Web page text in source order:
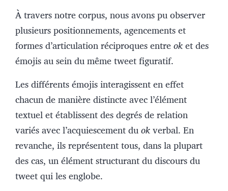
À travers notre corpus, nous avons pu observer
plusieurs positionnements, agencements et
formes d’articulation réciproques entreoket des
émojis au sein du même tweet figuratif.
Les différents émojis interagissent en effet
chacun de manière distincte avec l’élément
textuel et établissent des degrés de relation
variés avec l’acquiescement duokverbal. En
revanche, ils représentent tous, dans la plupart
des cas, un élément structurant du discours du
tweet qui les englobe.